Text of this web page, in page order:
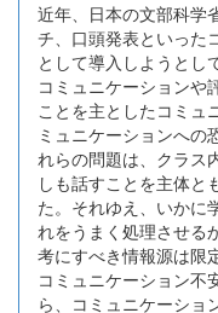
近年、日本の文部科学
チ、口頭発表といった
として導入しようとし
コミュニケーションや
ことを主としたコミュ
ミュニケーションへの
れらの問題は、クラス
しも話すことを主体と
た。それゆえ、いかに
れをうまく処理させる
考にすべき情報源は限
コミュニケーション不
ら、コミュニケーショ